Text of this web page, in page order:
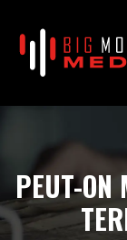
PEUT-ON